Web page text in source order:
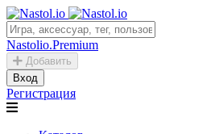
Nastolio.Premium
Добавить
Вход
Регистрация